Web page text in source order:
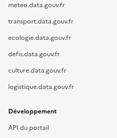
meteo.data.gouv.fr
transport.data.gouv.fr
ecologie.data.gouv.fr
defis.data.gouv.fr
culture.data.gouv.fr
logistique.data.gouv.fr
Développement
API du portail